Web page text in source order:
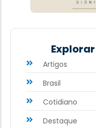
Artigos
Brasil
Cotidiano
Destaque